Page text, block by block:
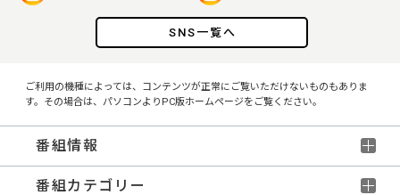
SNS一覧へ
ご利用の機種によっては、コンテンツが正常にご覧いただけないものもありま
す。その場合は、パソコンよりPC版ホームページをご覧ください。
番組情報
番組カテゴリー